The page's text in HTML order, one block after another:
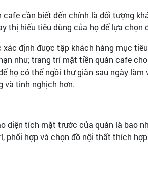
cần biết đến chính là đối tượng
thị hiếu tiêu dùng của họ để lựa
định được tập khách hàng mục
như, trang trí mặt tiền quán cafe
họ có thể ngồi thư giãn sau ngày
và tinh nghịch hơn.
tích mặt trước của quán là bao
hợp và chọn đồ nội thất thích